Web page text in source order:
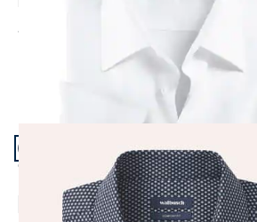
ab
Artikel 10 von 23.
Passform Comfort Fit.
Comfort Fit
Extraglatt-Hemd Kent-Kragen
4,8 (17)